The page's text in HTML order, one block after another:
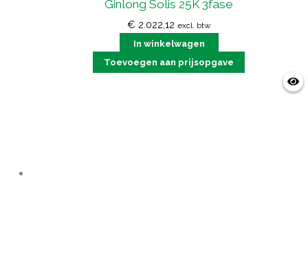
Ginlong Solis 25K 3fase
€ 2.022,12 excl. btw
In winkelwagen
Toevoegen aan prijsopgave